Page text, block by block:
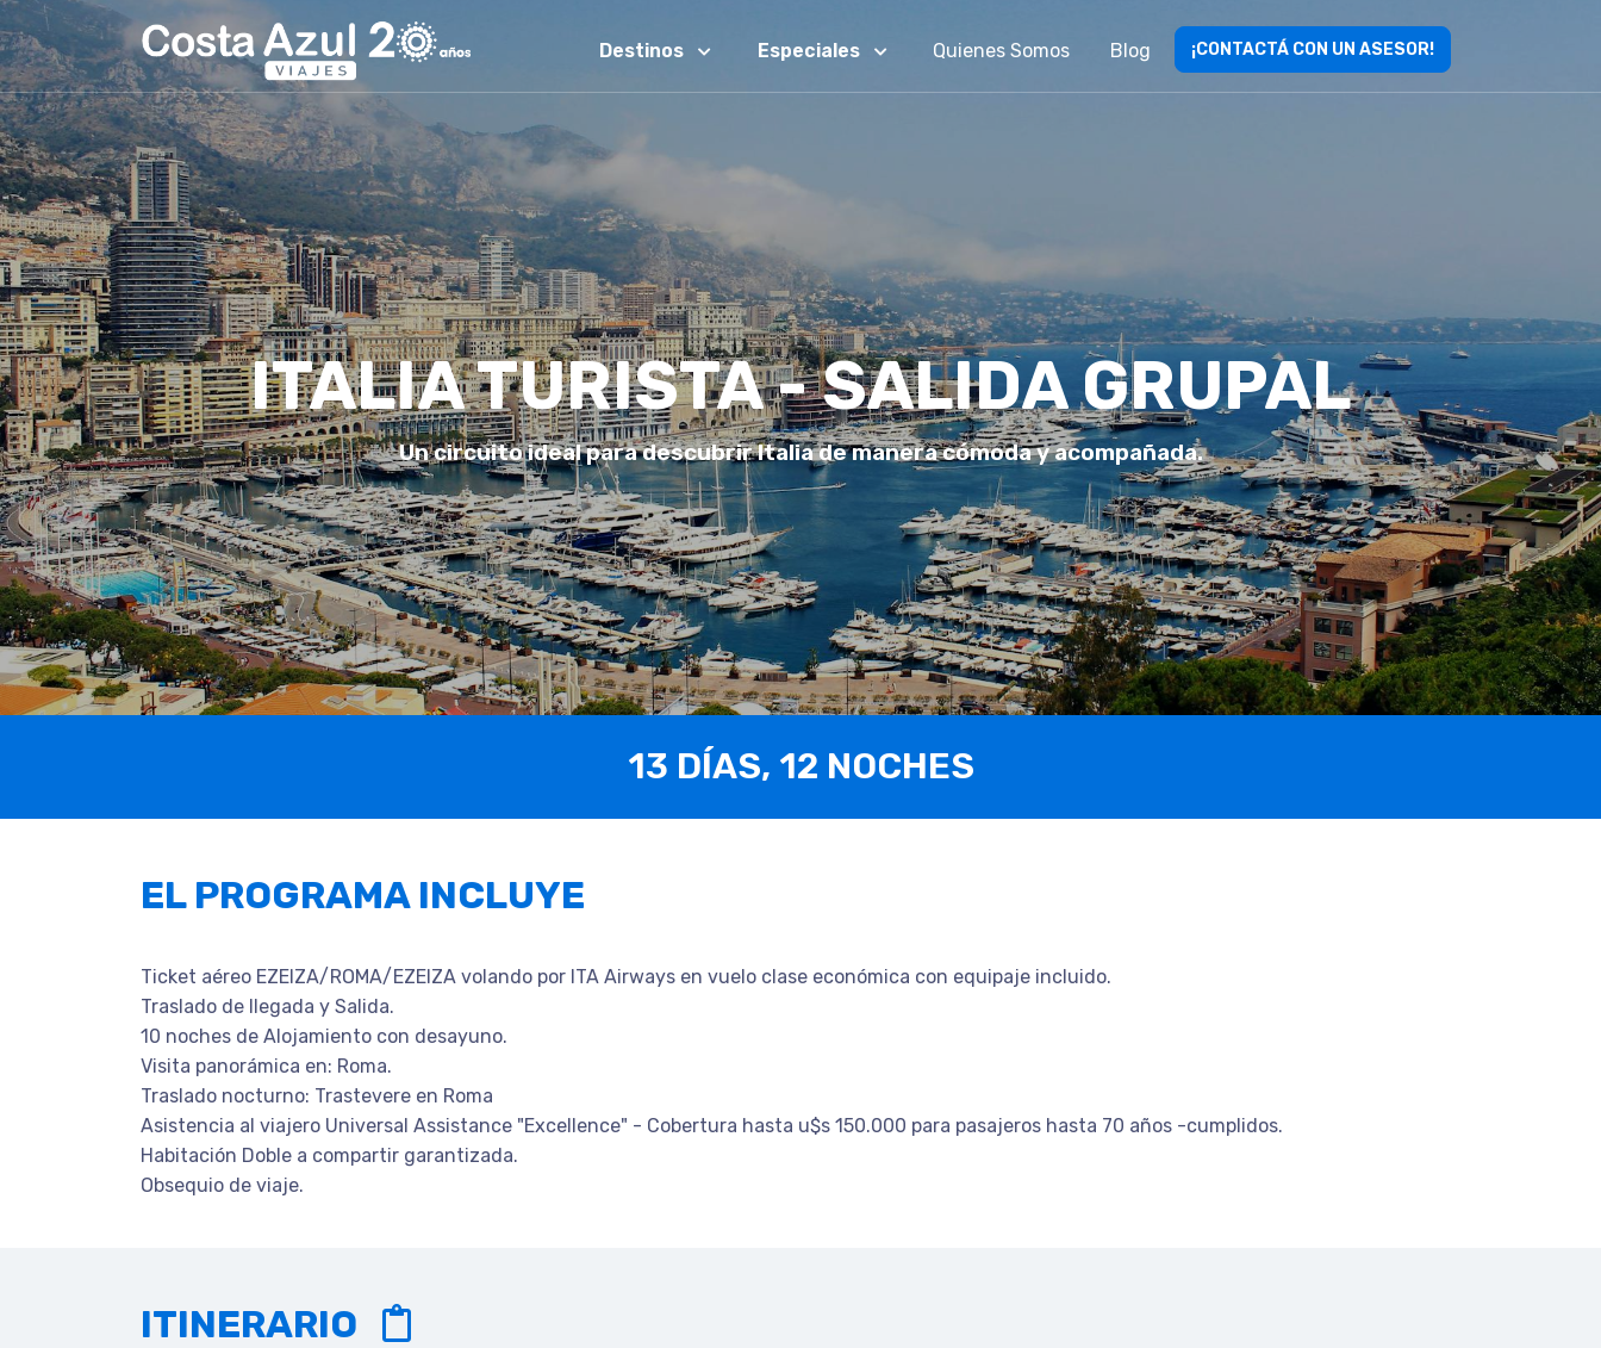
Destinos Especiales Quienes Somos Blog ¡CONTACTÁ CON UN ASESOR!
ITALIA TURISTA - SALIDA GRUPAL
Un circuito ideal para descubrir Italia de manera cómoda y acompañada.
13 DÍAS, 12 NOCHES
EL PROGRAMA INCLUYE
Ticket aéreo EZEIZA/ROMA/EZEIZA volando por ITA Airways en vuelo clase económica con equipaje incluido.
Traslado de llegada y Salida.
10 noches de Alojamiento con desayuno.
Visita panorámica en: Roma.
Traslado nocturno: Trastevere en Roma
Asistencia al viajero Universal Assistance "Excellence" - Cobertura hasta u$s 150.000 para pasajeros hasta 70 años -cumplidos.
Habitación Doble a compartir garantizada.
Obsequio de viaje.
ITINERARIO